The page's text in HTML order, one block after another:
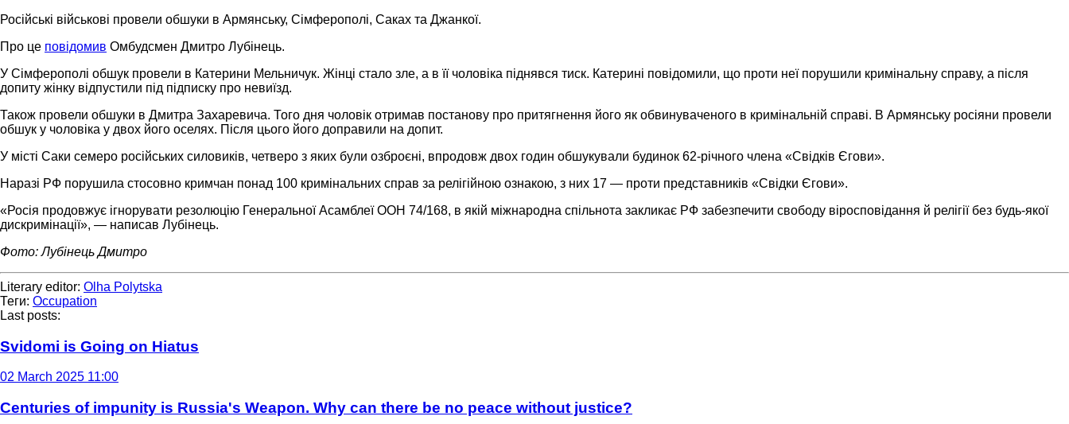
Російські військові провели обшуки в Армянську, Сімферополі, Саках та Джанкої.
Про це повідомив Омбудсмен Дмитро Лубінець.
У Сімферополі обшук провели в Катерини Мельничук. Жінці стало зле, а в її чоловіка піднявся тиск. Катерині повідомили, що проти неї порушили кримінальну справу, а після
допиту жінку відпустили під підписку про невиїзд.
Також провели обшуки в Дмитра Захаревича. Того дня чоловік отримав постанову про притягнення його як обвинуваченого в кримінальній справі. В Армянську росіяни провели
обшук у чоловіка у двох його оселях. Після цього його доправили на допит.
У місті Саки семеро російських силовиків, четверо з яких були озброєні, впродовж двох годин обшукували будинок 62-річного члена «Свідків Єгови».
Наразі РФ порушила стосовно кримчан понад 100 кримінальних справ за релігійною ознакою, з них 17 — проти представників «Свідки Єгови».
«Росія продовжує ігнорувати резолюцію Генеральної Асамблеї ООН 74/168, в якій міжнародна спільнота закликає РФ забезпечити свободу віросповідання й релігії без будь-якої
дискримінації», — написав Лубінець.
Фото: Лубінець Дмитро
Literary editor: Olha Polytska
Теги: Occupation
Last posts:
Svidomi is Going on Hiatus
02 March 2025 11:00
Centuries of impunity is Russia's Weapon. Why can there be no peace without justice?